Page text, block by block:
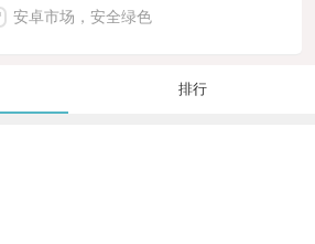
安卓市场，安全绿色
排行